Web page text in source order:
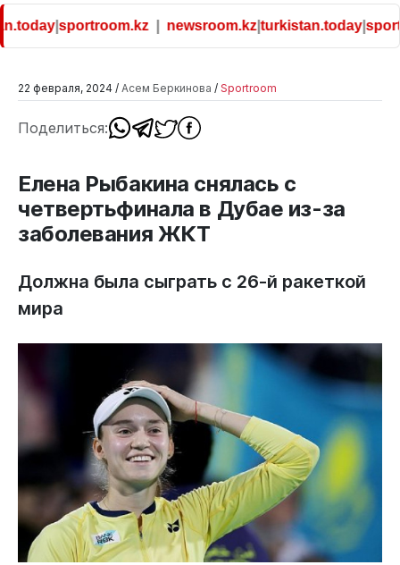
|sportroom.kz| newsroom.kz|turkistan.today|
22 февраля, 2024 / Асем Беркинова / Sportroom
Поделиться:
Елена Рыбакина снялась с
четвертьфинала в Дубае из-за
заболевания ЖКТ
Должна была сыграть с 26-й ракеткой
мира